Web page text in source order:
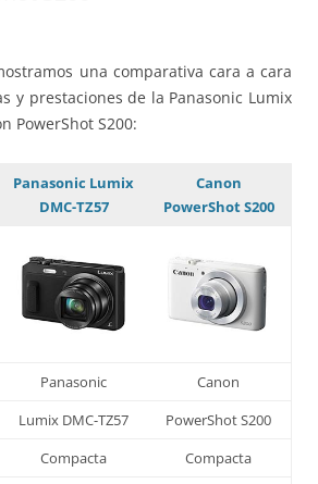
una comparativa cara a cara
y prestaciones de la Panasonic Lumix
PowerShot S200:
Panasonic Lumix
DMC-TZ57
Canon
PowerShot S200
Panasonic
Canon
Lumix DMC-TZ57
PowerShot S200
Compacta
Compacta